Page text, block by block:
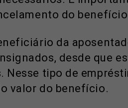
do
da
desde que
Nesse tipo de
valor do benefício.